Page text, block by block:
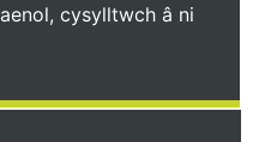
cysylltwch â ni